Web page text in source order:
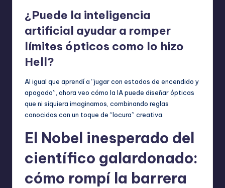
¿Puede la inteligencia
artificial ayudar a romper
límites ópticos como lo hizo
Hell?
Al igual que aprendí a “jugar con estados de encendido y
apagado”, ahora veo cómo la IA puede diseñar ópticas
que ni siquiera imaginamos, combinando reglas
conocidas con un toque de “locura” creativa.
El Nobel inesperado del
científico galardonado:
cómo rompí la barrera